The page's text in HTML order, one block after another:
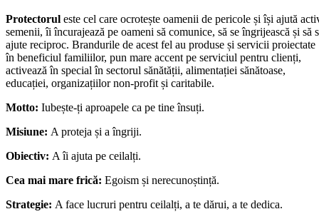
Protectorul este cel care ocrotește oamenii de pericole și își ajută
semenii, îi încurajează pe oameni să comunice, să se îngrijească și să
ajute reciproc. Brandurile de acest fel au produse și servicii proiectate
în beneficiul familiilor, pun mare accent pe serviciul pentru clienți,
activează în special în sectorul sănătății, alimentației sănătoase,
educației, organizațiilor non-profit și caritabile.
Motto: Iubește-ți aproapele ca pe tine însuți.
Misiune: A proteja și a îngriji.
Obiectiv: A îi ajuta pe ceilalți.
Cea mai mare frică: Egoism și nerecunoștință.
Strategie: A face lucruri pentru ceilalți, a te dărui, a te dedica.